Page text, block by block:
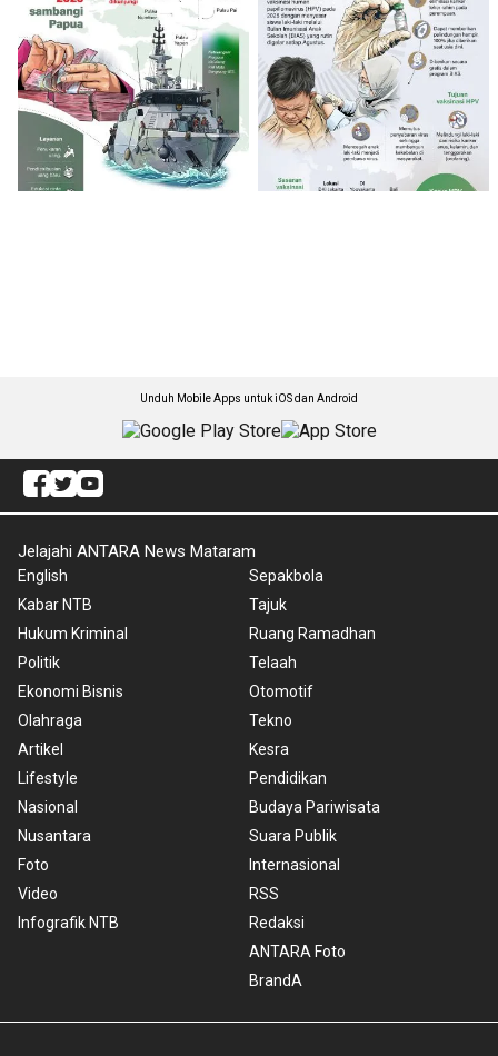
Unduh Mobile Apps untuk iOS dan Android
Jelajahi ANTARA News Mataram
English
Kabar NTB
Hukum Kriminal
Politik
Ekonomi Bisnis
Olahraga
Artikel
Lifestyle
Nasional
Nusantara
Foto
Video
Infografik NTB
Sepakbola
Tajuk
Ruang Ramadhan
Telaah
Otomotif
Tekno
Kesra
Pendidikan
Budaya Pariwisata
Suara Publik
Internasional
RSS
Redaksi
ANTARA Foto
BrandA